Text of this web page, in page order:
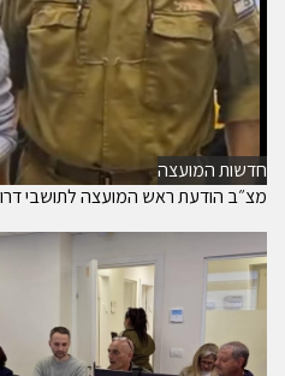
חדשות המועצה
מצ״ב הודעת ראש המועצה לתושבי